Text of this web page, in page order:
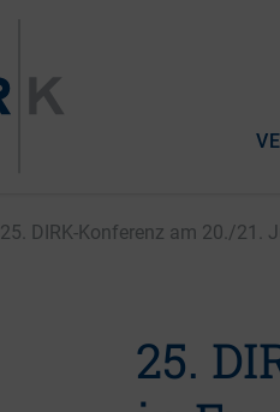
25. DIRK-Konferenz am 20./21.
25.